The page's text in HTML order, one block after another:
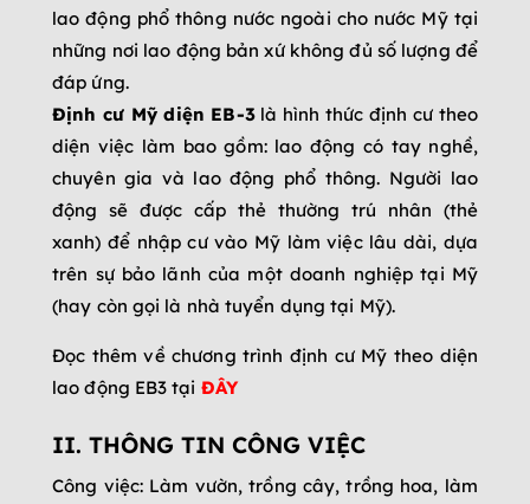
lao động phổ thông nước ngoài cho nước Mỹ tại
những nơi lao động bản xứ không đủ số lượng để
đáp ứng.
Định cư Mỹ diện EB-3là hình thức định cư theo
diện việc làm bao gồm: lao động có tay nghề,
chuyên gia và lao động phổ thông. Người lao
động sẽ được cấp thẻ thường trú nhân (thẻ
xanh) để nhập cư vào Mỹ làm việc lâu dài, dựa
trên sự bảo lãnh của một doanh nghiệp tại Mỹ
(hay còn gọi là nhà tuyển dụng tại Mỹ).
Đọc thêm về chương trình định cư Mỹ theo diện
lao động EB3 tại ĐÂY
II. THÔNG TIN CÔNG VIỆC
Công việc: Làm vườn, trồng cây, trồng hoa, làm